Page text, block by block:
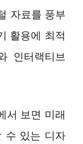
자료를 풍부
활용에 최적
인터랙티브
서 보면 미래
수 있는 디자